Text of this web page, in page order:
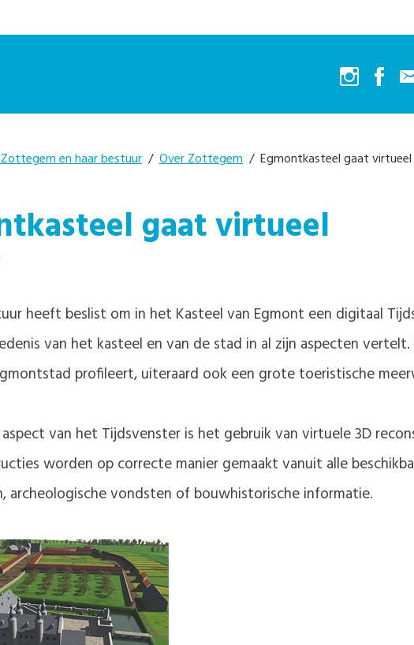
en haar bestuur / Over Zottegem / Egmontkasteel gaat virtueel
gaat virtueel
heeft beslist om in het Kasteel van Egmont een digitaal
van het kasteel en van de stad in al zijn aspecten
profileert, uiteraard ook een grote toeristische
aspect van het Tijdsvenster is het gebruik van virtuele 3D
worden op correcte manier gemaakt vanuit alle
archeologische vondsten of bouwhistorische informatie.